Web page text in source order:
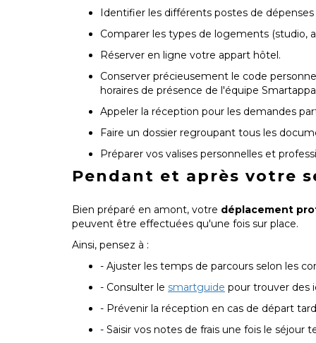
Identifier les différents postes de
Comparer les types de logements (studio,
Réserver en ligne votre appart hôtel.
Conserver précieusement le code
horaires de présence de l'équipe
Appeler la réception pour les demandes
Faire un dossier regroupant tous les
Préparer vos valises personnelles et
Pendant et après votre
Bien préparé en amont, votre déplacement
peuvent être effectuées qu'une fois sur place.
Ainsi, pensez à :
- Ajuster les temps de parcours selon les
- Consulter le smartguide pour trouver des
- Prévenir la réception en cas de départ
- Saisir vos notes de frais une fois le séjour